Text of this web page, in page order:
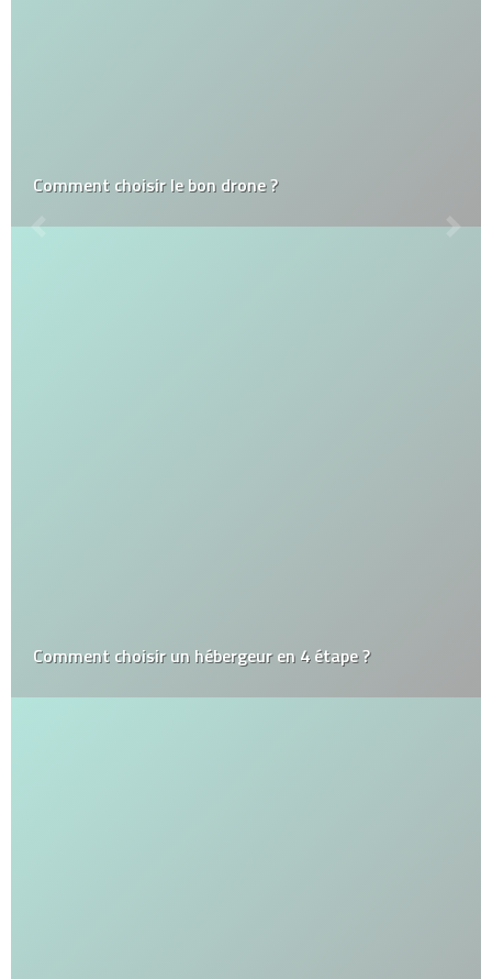
Comment choisir le bon drone ?
Comment choisir un hébergeur en 4 étape ?